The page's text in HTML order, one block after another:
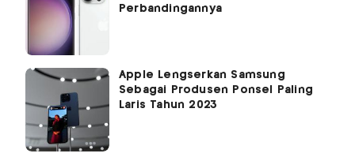
Perbandingannya
Apple Lengserkan Samsung
Sebagai Produsen Ponsel Paling
Laris Tahun 2023